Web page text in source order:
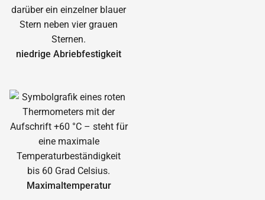
niedrige Abrieb­festigkeit
Maximal­temperatur